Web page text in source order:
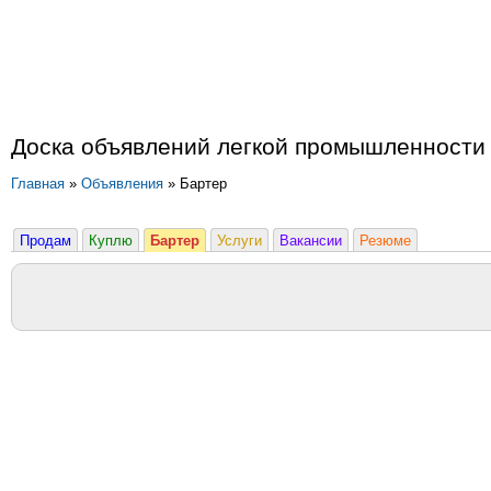
Доска объявлений легкой промышленности
Главная » Объявления » Бартер
Продам
Куплю Бартер Услуги Вакансии Резюме